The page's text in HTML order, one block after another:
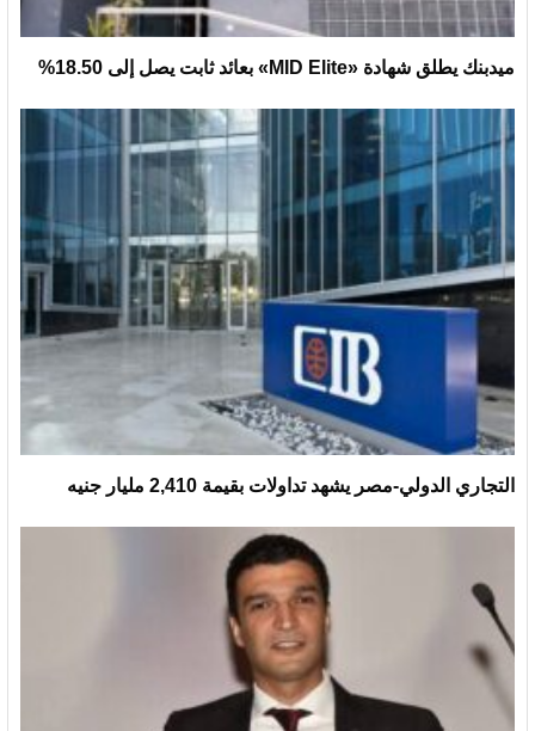
ميدبنك يطلق شهادة «MID Elite» بعائد ثابت يصل إلى 18.50%
التجاري الدولي-مصر يشهد تداولات بقيمة 2,410 مليار جنيه